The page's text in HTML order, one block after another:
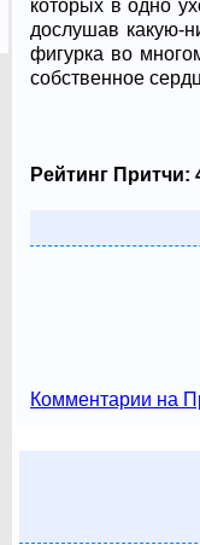
которых в одно
дослушав какую-
фигурка во
собственное
Рейтинг Притчи:
Комментарии на